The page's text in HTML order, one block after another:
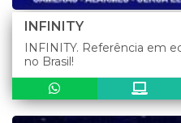
INFINITY
INFINITY. Referência em
no Brasil!